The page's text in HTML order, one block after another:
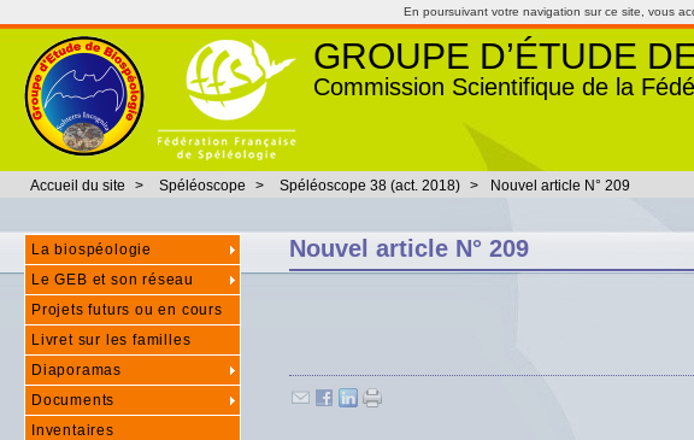
En poursuivant votre navigation sur ce site, vous
GROUPE D’ÉTUDE
Commission Scientifique de la
Accueil du site > Spéléoscope > Spéléoscope 38 (act. 2018) > Nouvel article N° 209
Nouvel article N° 209
La biospéologie
Le GEB et son réseau
Projets futurs ou en cours
Livret sur les familles
Diaporamas
Documents
Inventaires